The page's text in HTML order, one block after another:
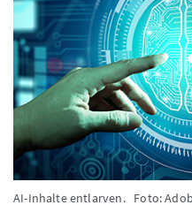
AI-Inhalte entlarven. Foto: